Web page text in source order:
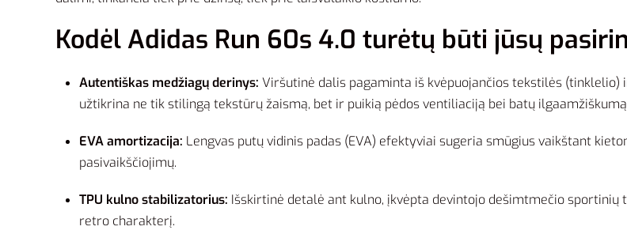
Kodėl Adidas Run 60s 4.0 turėtų būti jūsų
Autentiškas medžiagų derinys: Viršutinė dalis pagaminta iš kvėpuojančios tekstilės
užtikrina ne tik stilingą tekstūrų žaismą, bet ir puikią pėdos ventiliaciją bei batų
EVA amortizacija: Lengvas putų vidinis padas (EVA) efektyviai sugeria smūgius vaikštant
pasivaikščiojimų.
TPU kulno stabilizatorius: Išskirtinė detalė ant kulno, įkvėpta devintojo dešimtmečio
retro charakterį.